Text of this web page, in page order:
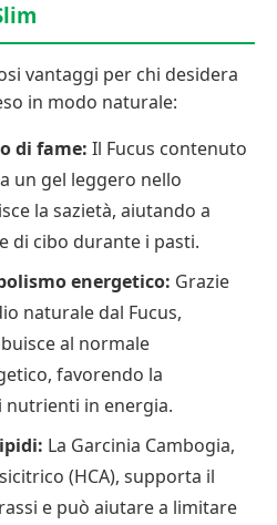
vantaggi per chi desidera
in modo naturale:
di fame: Il Fucus contenuto
un gel leggero nello
la sazietà, aiutando a
di cibo durante i pasti.
energetico: Grazie
naturale dal Fucus,
al normale
favorendo la
in energia.
La Garcinia Cambogia,
(HCA), supporta il
e può aiutare a limitare